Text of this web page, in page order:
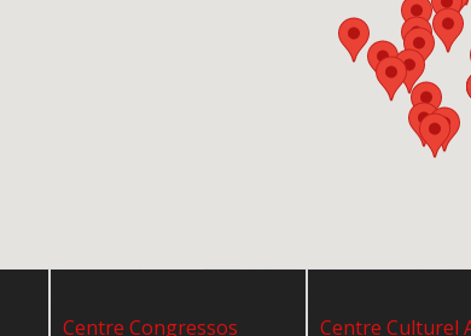
Centre Congressos
Centre Culturel